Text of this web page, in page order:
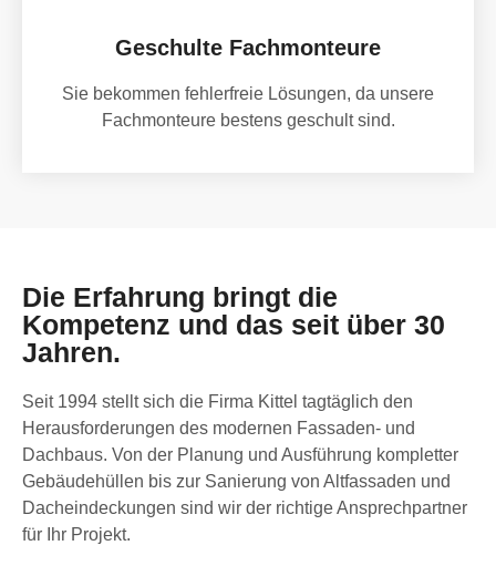
Geschulte Fachmonteure
Sie bekommen fehlerfreie Lösungen, da unsere
Fachmonteure bestens geschult sind.
Die Erfahrung bringt die
Kompetenz und das seit über 30
Jahren.
Seit 1994 stellt sich die Firma Kittel tagtäglich den
Herausforderungen des modernen Fassaden- und
Dachbaus. Von der Planung und Ausführung kompletter
Gebäudehüllen bis zur Sanierung von Altfassaden und
Dacheindeckungen sind wir der richtige Ansprechpartner
für Ihr Projekt.